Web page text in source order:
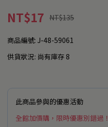
NT$17 NT$135
商品編號: J-48-59061
供貨狀況: 尚有庫存 8
此商品參與的優惠活動
全館加價購，限時優惠別錯過！